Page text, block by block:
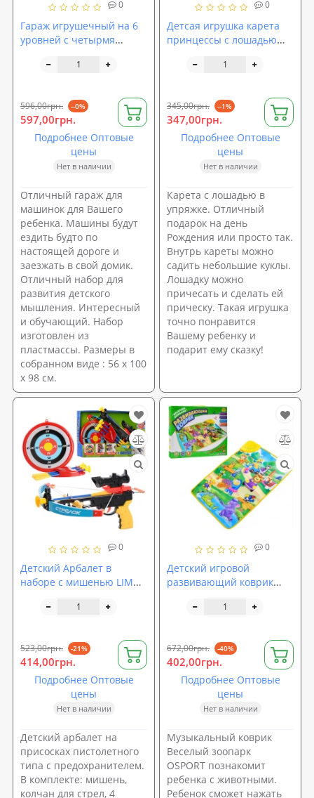
0
Гараж игрушечный на 6
уровней с четырмя
Plus (922)
596,00грн. --0%
597,00грн.
Подробнее Оптовые
цены
Нет в наличии
Отличный гараж для
машинок для Вашего
ребенка. Машины будут
ездить будто по
настоящей дороге и
заезжать в свой домик.
Отличный набор для
развития детского
мышления. Интересный
и обучающий. Набор
изготовлен из
пластмассы. Размеры в
собранном виде : 56 х 100
х 98 см.
0
Детсая игрушка карета
принцессы с лошадью
345,00грн. --1%
347,00грн.
Подробнее Оптовые
цены
Нет в наличии
Карета с лошадью в
упряжке. Отличный
подарок на день
Рождения или просто так.
Внутрь кареты можно
садить небольшие куклы.
Лошадку можно
причесать и сделать ей
прическу. Такая игрушка
точно понравится
Вашему ребенку и
подарит ему сказку!
0
Детский Арбалет в
наборе с мишенью LIMO
523,00грн. -21%
414,00грн.
Подробнее Оптовые
цены
Нет в наличии
Детский арбалет на
присосках пистолетного
типа с предохранителем.
В комплекте: мишень,
колчан для стрел, 4
0
Детский игровой
развивающий коврик
(YQ 2969)
672,00грн. -40%
402,00грн.
Подробнее Оптовые
цены
Нет в наличии
Музыкальный коврик
Веселый зоопарк
OSPORT познакомит
ребенка с животными.
Ребенок сможет нажать